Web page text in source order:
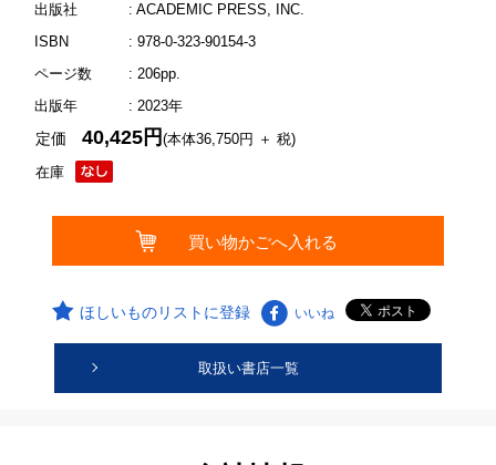
出版社
: ACADEMIC PRESS, INC.
ISBN
: 978-0-323-90154-3
ページ数
: 206pp.
出版年
: 2023年
在庫
定価40,425円(本体36,750円 ＋ 税)
ほしいものリストに登録 いいね
取扱い書店一覧